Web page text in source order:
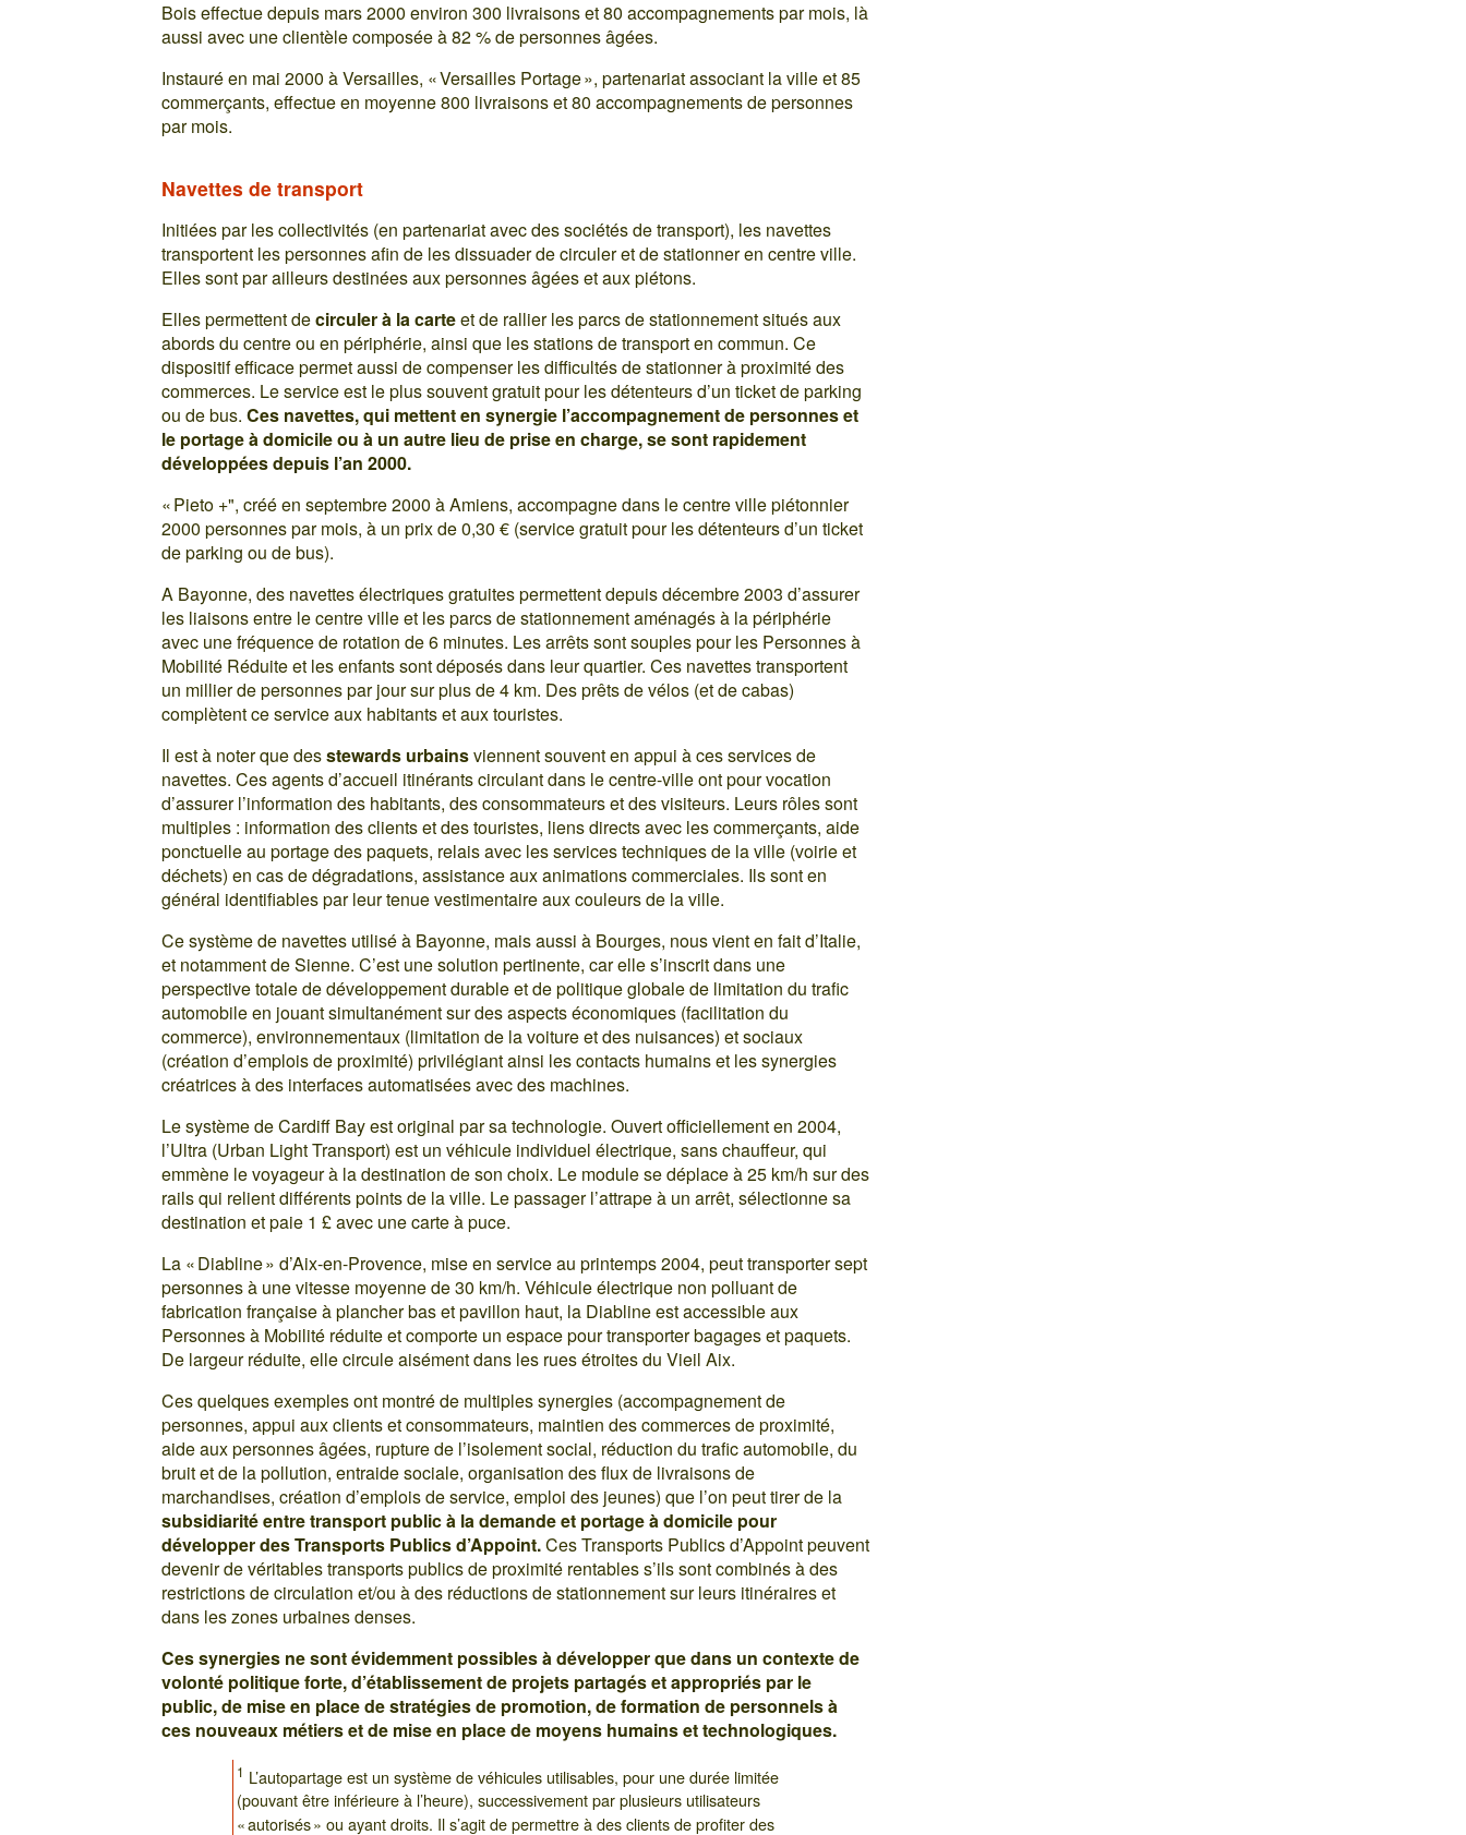
Bois effectue depuis mars 2000 environ 300 livraisons et 80 accompagnements par mois, là
aussi avec une clientèle composée à 82 % de personnes âgées.
Instauré en mai 2000 à Versailles, « Versailles Portage », partenariat associant la ville et 85
commerçants, effectue en moyenne 800 livraisons et 80 accompagnements de personnes
par mois.
Navettes de transport
Initiées par les collectivités (en partenariat avec des sociétés de transport), les navettes
transportent les personnes afin de les dissuader de circuler et de stationner en centre ville.
Elles sont par ailleurs destinées aux personnes âgées et aux piétons.
Elles permettent decirculer à la carteet de rallier les parcs de stationnement situés aux
abords du centre ou en périphérie, ainsi que les stations de transport en commun. Ce
dispositif efficace permet aussi de compenser les difficultés de stationner à proximité des
commerces. Le service est le plus souvent gratuit pour les détenteurs d’un ticket de parking
ou de bus.Ces navettes, qui mettent en synergie l’accompagnement de personnes et
le portage à domicile ou à un autre lieu de prise en charge, se sont rapidement
développées depuis l’an 2000.
« Pieto +", créé en septembre 2000 à Amiens, accompagne dans le centre ville piétonnier
2000 personnes par mois, à un prix de 0,30 € (service gratuit pour les détenteurs d’un ticket
de parking ou de bus).
A Bayonne, des navettes électriques gratuites permettent depuis décembre 2003 d’assurer
les liaisons entre le centre ville et les parcs de stationnement aménagés à la périphérie
avec une fréquence de rotation de 6 minutes. Les arrêts sont souples pour les Personnes à
Mobilité Réduite et les enfants sont déposés dans leur quartier. Ces navettes transportent
un millier de personnes par jour sur plus de 4 km. Des prêts de vélos (et de cabas)
complètent ce service aux habitants et aux touristes.
Il est à noter que desstewards urbainsviennent souvent en appui à ces services de
navettes. Ces agents d’accueil itinérants circulant dans le centre-ville ont pour vocation
d’assurer l’information des habitants, des consommateurs et des visiteurs. Leurs rôles sont
multiples : information des clients et des touristes, liens directs avec les commerçants, aide
ponctuelle au portage des paquets, relais avec les services techniques de la ville (voirie et
déchets) en cas de dégradations, assistance aux animations commerciales. Ils sont en
général identifiables par leur tenue vestimentaire aux couleurs de la ville.
Ce système de navettes utilisé à Bayonne, mais aussi à Bourges, nous vient en fait d’Italie,
et notamment de Sienne. C’est une solution pertinente, car elle s’inscrit dans une
perspective totale de développement durable et de politique globale de limitation du trafic
automobile en jouant simultanément sur des aspects économiques (facilitation du
commerce), environnementaux (limitation de la voiture et des nuisances) et sociaux
(création d’emplois de proximité) privilégiant ainsi les contacts humains et les synergies
créatrices à des interfaces automatisées avec des machines.
Le système de Cardiff Bay est original par sa technologie. Ouvert officiellement en 2004,
l’Ultra (Urban Light Transport) est un véhicule individuel électrique, sans chauffeur, qui
emmène le voyageur à la destination de son choix. Le module se déplace à 25 km/h sur des
rails qui relient différents points de la ville. Le passager l’attrape à un arrêt, sélectionne sa
destination et paie 1 £ avec une carte à puce.
La « Diabline » d’Aix-en-Provence, mise en service au printemps 2004, peut transporter sept
personnes à une vitesse moyenne de 30 km/h. Véhicule électrique non polluant de
fabrication française à plancher bas et pavillon haut, la Diabline est accessible aux
Personnes à Mobilité réduite et comporte un espace pour transporter bagages et paquets.
De largeur réduite, elle circule aisément dans les rues étroites du Vieil Aix.
Ces quelques exemples ont montré de multiples synergies (accompagnement de
personnes, appui aux clients et consommateurs, maintien des commerces de proximité,
aide aux personnes âgées, rupture de l’isolement social, réduction du trafic automobile, du
bruit et de la pollution, entraide sociale, organisation des flux de livraisons de
marchandises, création d’emplois de service, emploi des jeunes) que l’on peut tirer de la
subsidiarité entre transport public à la demande et portage à domicile pour
développer des Transports Publics d’Appoint.Ces Transports Publics d’Appoint peuvent
devenir de véritables transports publics de proximité rentables s’ils sont combinés à des
restrictions de circulation et/ou à des réductions de stationnement sur leurs itinéraires et
dans les zones urbaines denses.
Ces synergies ne sont évidemment possibles à développer que dans un contexte de
volonté politique forte, d’établissement de projets partagés et appropriés par le
public, de mise en place de stratégies de promotion, de formation de personnels à
ces nouveaux métiers et de mise en place de moyens humains et technologiques.
1 L’autopartage est un système de véhicules utilisables, pour une durée limitée
(pouvant être inférieure à l’heure), successivement par plusieurs utilisateurs
« autorisés » ou ayant droits. Il s’agit de permettre à des clients de profiter des